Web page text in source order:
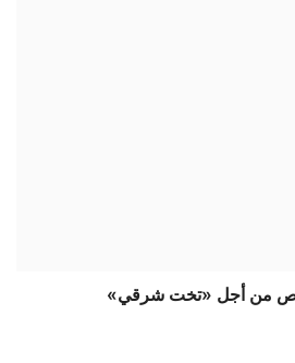
من أجل «تخت شرقي»